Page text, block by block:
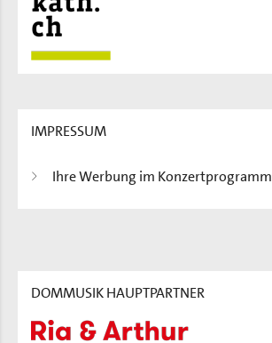
IMPRESSUM
Ihre Werbung im Konzertprogramm
DOMMUSIK HAUPTPARTNER